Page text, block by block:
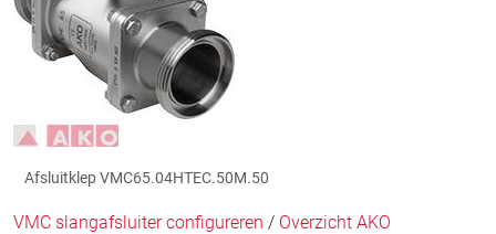
Afsluitklep VMC65.04HTEC.50M.50
VMC slangafsluiter configureren / Overzicht AKO